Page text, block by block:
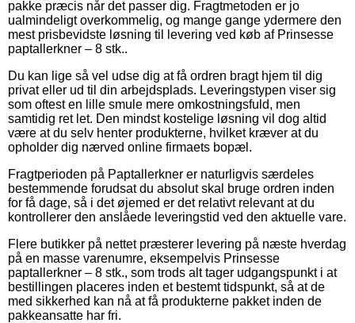
pakke præcis når det passer dig. Fragtmetoden er jo
ualmindeligt overkommelig, og mange gange ydermere den
mest prisbevidste løsning til levering ved køb af Prinsesse
paptallerkner – 8 stk..
Du kan lige så vel udse dig at få ordren bragt hjem til dig
privat eller ud til din arbejdsplads. Leveringstypen viser sig
som oftest en lille smule mere omkostningsfuld, men
samtidig ret let. Den mindst kostelige løsning vil dog altid
være at du selv henter produkterne, hvilket kræver at du
opholder dig nærved online firmaets bopæl.
Fragtperioden på Paptallerkner er naturligvis særdeles
bestemmende forudsat du absolut skal bruge ordren inden
for få dage, så i det øjemed er det relativt relevant at du
kontrollerer den anslåede leveringstid ved den aktuelle vare.
Flere butikker på nettet præsterer levering på næste hverdag
på en masse varenumre, eksempelvis Prinsesse
paptallerkner – 8 stk., som trods alt tager udgangspunkt i at
bestillingen placeres inden et bestemt tidspunkt, så at de
med sikkerhed kan nå at få produkterne pakket inden de
pakkeansatte har fri.